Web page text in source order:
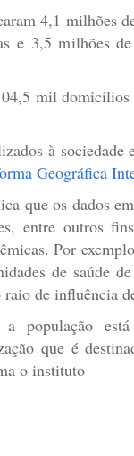
4,1 milhões
e 3,5 milhões
mil domicílios
à
Geográfica
que os dados
entre outros
Por
de saúde
de influência
população
que é
o instituto